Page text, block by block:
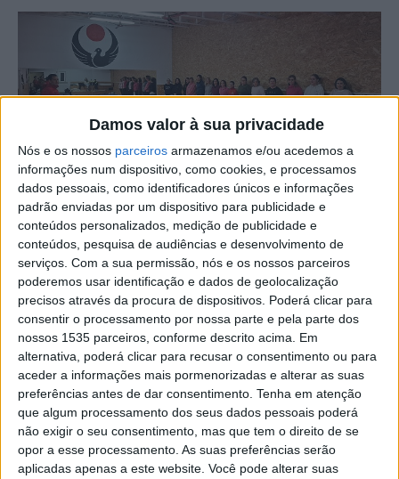
Damos valor à sua privacidade
Nós e os nossos parceiros armazenamos e/ou acedemos a
informações num dispositivo, como cookies, e processamos
dados pessoais, como identificadores únicos e informações
padrão enviadas por um dispositivo para publicidade e
conteúdos personalizados, medição de publicidade e
conteúdos, pesquisa de audiências e desenvolvimento de
serviços. Com a sua permissão, nós e os nossos parceiros
poderemos usar identificação e dados de geolocalização
precisos através da procura de dispositivos. Poderá clicar para
consentir o processamento por nossa parte e pela parte dos
nossos 1535 parceiros, conforme descrito acima. Em
alternativa, poderá clicar para recusar o consentimento ou para
aceder a informações mais pormenorizadas e alterar as suas
preferências antes de dar consentimento. Tenha em atenção
que algum processamento dos seus dados pessoais poderá
não exigir o seu consentimento, mas que tem o direito de se
opor a esse processamento. As suas preferências serão
aplicadas apenas a este website. Você pode alterar suas
A Escola de Karaté Wado Joaquim Salgueiro expande a
sua oferta com o lançamento de aulas de ginástica, saúde
e bem-estar, especialmente concebidas para o público
feminino. As aulas vão decorrer às 3ª e 5ªfeiras, das
21h15 às 22h, nas instalações da escola.
Esta nova iniciativa visa promover um estilo de vida ativo
e saudável, proporcionando às participantes um espaço
para cuidar do corpo e da mente. As aulas serão
conduzidas pelo mestre Joaquim Salgueiro e irão incluir
exercícios adaptados a diferentes níveis de condição
física.